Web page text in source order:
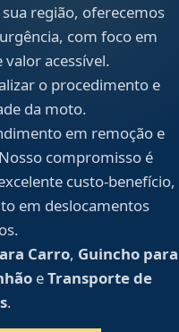
região, oferecemos
com foco em
valor acessível.
o procedimento e
da moto.
em remoção e
compromisso é
custo-benefício,
em deslocamentos
Carro, Guincho para
eTransporte de
.